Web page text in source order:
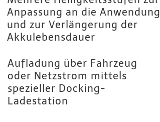
Anpassung an die Anwendung
und zur Verlängerung der
Akkulebensdauer
Aufladung über Fahrzeug
oder Netzstrom mittels
spezieller Docking-
Ladestation